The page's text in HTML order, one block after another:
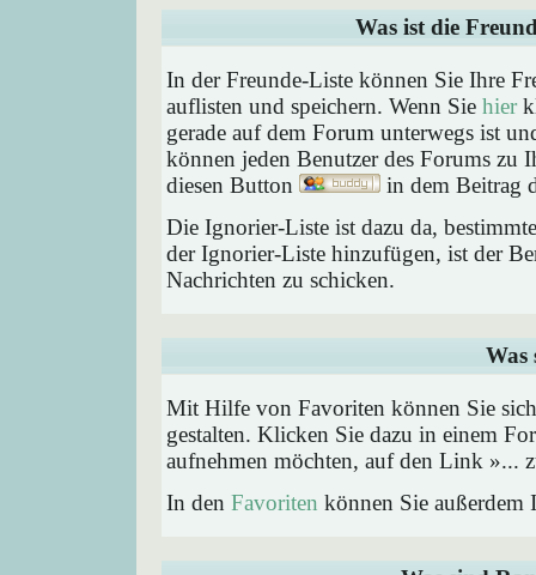
Was ist die
In der Freunde-Liste können Sie Ihre
auflisten und speichern. Wenn Sie hier
gerade auf dem Forum unterwegs ist
können jeden Benutzer des Forums zu
diesen Button
in dem Beitrag
Die Ignorier-Liste ist dazu da,
der Ignorier-Liste hinzufügen, ist der
Nachrichten zu schicken.
Was
Mit Hilfe von Favoriten können Sie
gestalten. Klicken Sie dazu in einem
aufnehmen möchten, auf den Link »...
In den Favoriten können Sie